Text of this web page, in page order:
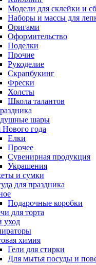
Модели для склейки и
Наборы и массы для
Оригами
Оформительство
Поделки
Прочие
Рукоделие
Скрапбукинг
Фрески
Холсты
Школа талантов
шары
Нового года
Елки
Прочее
Сувенирная продукция
Украшения
и сумки
для праздника
Подарочные коробки
для торта
уход
химия
Гели для стирки
Для мытья посуды и